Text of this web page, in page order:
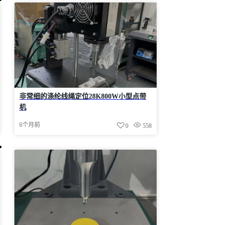
非常细的涤纶线绳定位28K800W小型点带
机
6个月前 558
0